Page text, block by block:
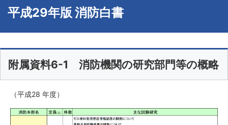
平成29年版 消防白書
附属資料6-1 消防機関の研究部門等の概略
（平成28 年度）